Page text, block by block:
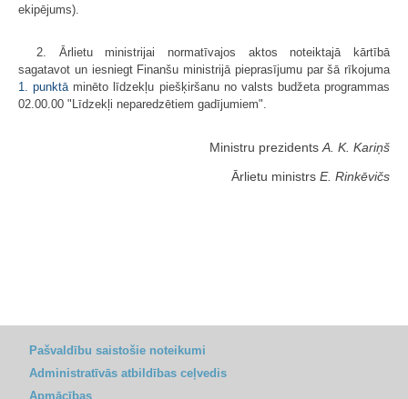
ekipējums).
2. Ārlietu ministrijai normatīvajos aktos noteiktajā kārtībā
sagatavot un iesniegt Finanšu ministrijā pieprasījumu par šā rīkojuma
1. punktā minēto līdzekļu piešķiršanu no valsts budžeta programmas
02.00.00 "Līdzekļi neparedzētiem gadījumiem".
Ministru prezidents A. K. Kariņš
Ārlietu ministrs E. Rinkēvičs
Pašvaldību saistošie noteikumi
Administratīvās atbildības ceļvedis
Apmācības